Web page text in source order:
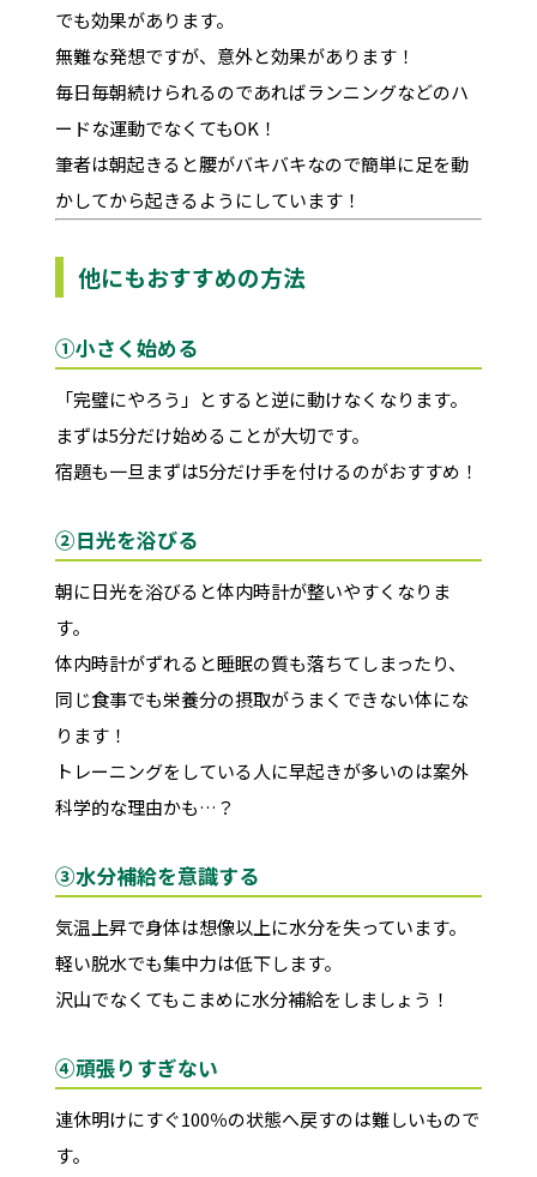
でも効果があります。
無難な発想ですが、意外と効果があります！
毎日毎朝続けられるのであればランニングなどのハ
ードな運動でなくてもOK！
筆者は朝起きると腰がバキバキなので簡単に足を動
かしてから起きるようにしています！
他にもおすすめの方法
①小さく始める
「完璧にやろう」とすると逆に動けなくなります。
まずは5分だけ始めることが大切です。
宿題も一旦まずは5分だけ手を付けるのがおすすめ！
②日光を浴びる
朝に日光を浴びると体内時計が整いやすくなりま
す。
体内時計がずれると睡眠の質も落ちてしまったり、
同じ食事でも栄養分の摂取がうまくできない体にな
ります！
トレーニングをしている人に早起きが多いのは案外
科学的な理由かも…？
③水分補給を意識する
気温上昇で身体は想像以上に水分を失っています。
軽い脱水でも集中力は低下します。
沢山でなくてもこまめに水分補給をしましょう！
④頑張りすぎない
連休明けにすぐ100％の状態へ戻すのは難しいもので
す。